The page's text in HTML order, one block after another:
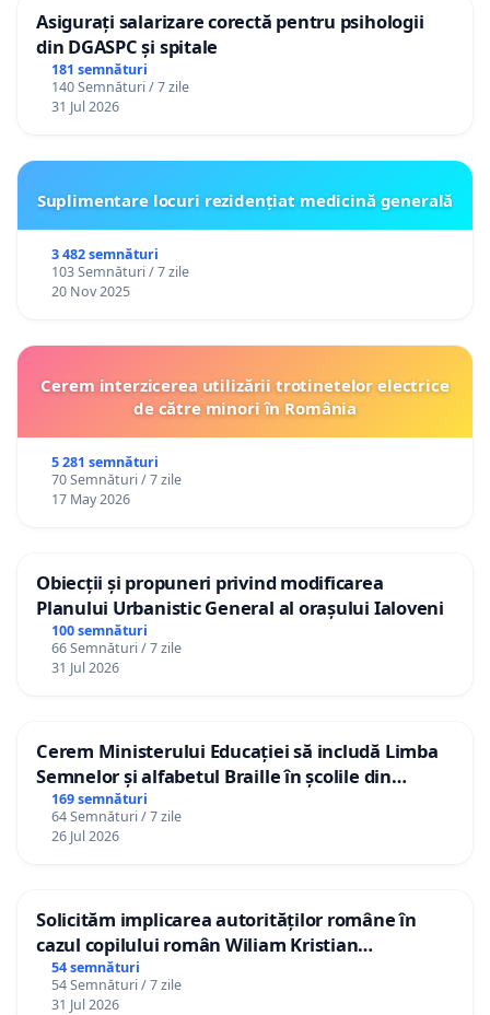
Asigurați salarizare corectă pentru psihologii
din DGASPC și spitale
181 semnături
140 Semnături / 7 zile
31 Jul 2026
Suplimentare locuri rezidențiat medicină generală
3 482 semnături
103 Semnături / 7 zile
20 Nov 2025
Cerem interzicerea utilizării trotinetelor electrice
de către minori în România
5 281 semnături
70 Semnături / 7 zile
17 May 2026
Obiecții și propuneri privind modificarea
Planului Urbanistic General al orașului Ialoveni
100 semnături
66 Semnături / 7 zile
31 Jul 2026
Cerem Ministerului Educației să includă Limba
Semnelor și alfabetul Braille în școlile din
Republica Moldova!
169 semnături
64 Semnături / 7 zile
26 Jul 2026
Solicităm implicarea autorităților române în
cazul copilului român Wiliam Kristian
Gheorghe, aflat în plasament în Danemarca de
12 ani
54 semnături
54 Semnături / 7 zile
31 Jul 2026